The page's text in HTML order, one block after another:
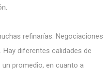
refinarías. Negociaciones
diferentes calidades de
promedio, en cuanto a